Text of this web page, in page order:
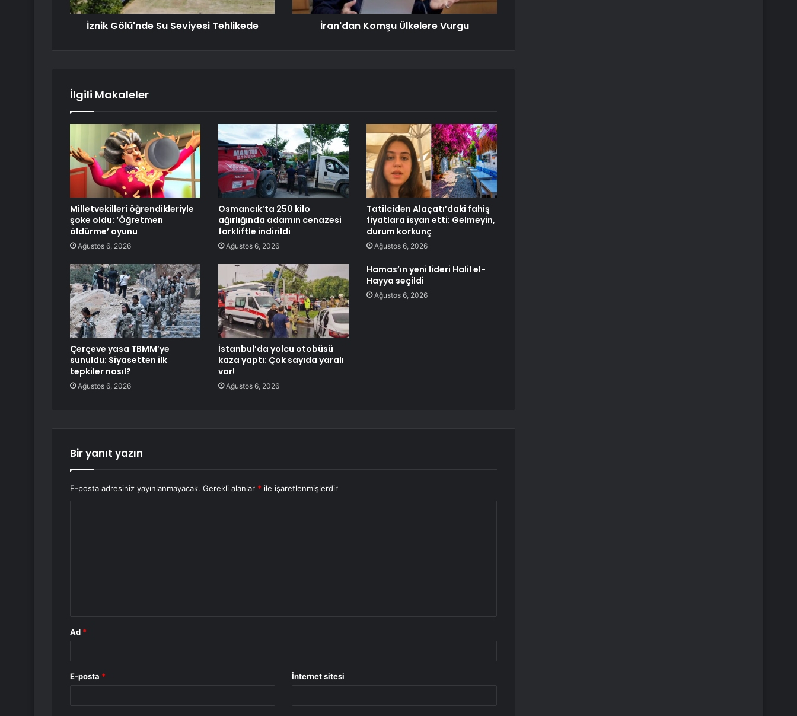
İznik Gölü'nde Su Seviyesi Tehlikede İran'dan Komşu Ülkelere Vurgu
İlgili Makaleler
Milletvekilleri öğrendikleriyle
şoke oldu: ‘Öğretmen
öldürme’ oyunu
Ağustos 6, 2026
Osmancık’ta 250 kilo
ağırlığında adamın cenazesi
forkliftle indirildi
Ağustos 6, 2026
Tatilciden Alaçatı’daki fahiş
fiyatlara isyan etti: Gelmeyin,
durum korkunç
Ağustos 6, 2026
Çerçeve yasa TBMM’ye
sunuldu: Siyasetten ilk
tepkiler nasıl?
Ağustos 6, 2026
İstanbul’da yolcu otobüsü
kaza yaptı: Çok sayıda yaralı
var!
Ağustos 6, 2026
Hamas’ın yeni lideri Halil el-
Hayya seçildi
Ağustos 6, 2026
Bir yanıt yazın
E-posta adresiniz yayınlanmayacak. Gerekli alanlar * ile işaretlenmişlerdir
Ad *
E-posta * İnternet sitesi